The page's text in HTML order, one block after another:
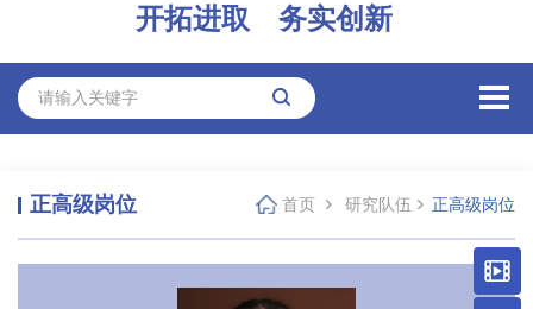
开拓进取 务实创新
正高级岗位 首页 研究队伍 正高级岗位